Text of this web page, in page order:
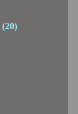
(20)